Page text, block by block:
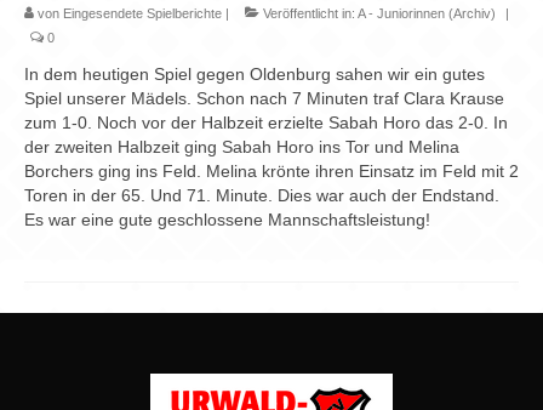
Chronik
Archiv
von Eingesendete Spielberichte | Veröffentlicht in: A - Juniorinnen (Archiv)
|
0
In dem heutigen Spiel gegen Oldenburg sahen wir ein gutes
Spiel unserer Mädels. Schon nach 7 Minuten traf Clara Krause
zum 1-0. Noch vor der Halbzeit erzielte Sabah Horo das 2-0. In
der zweiten Halbzeit ging Sabah Horo ins Tor und Melina
Borchers ging ins Feld. Melina krönte ihren Einsatz im Feld mit 2
Toren in der 65. Und 71. Minute. Dies war auch der Endstand.
Es war eine gute geschlossene Mannschaftsleistung!